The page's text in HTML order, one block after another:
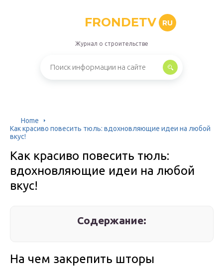
FRONDETV RU
Журнал о строительстве
Home
Как красиво повесить тюль: вдохновляющие идеи на любой
вкус!
Как красиво повесить тюль:
вдохновляющие идеи на любой
вкус!
Содержание:
На чем закрепить шторы